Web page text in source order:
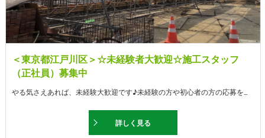
＜東京都江戸川区＞☆未経験者大歓迎☆施工スタッフ
（正社員）募集中
やる気さえあれば、未経験大歓迎です♪未経験の方や初心者の方の応募を歓迎しております。 また、それと同時に経験者の方優遇◎ 若い方、ご年配の方問わず幅広く求人募集中です！ 基本的なサービスとして足場工事や鉄骨建て方等に励みながら、暮らしている方の命を守る建物造りに取り組んでおります。
詳しく見る